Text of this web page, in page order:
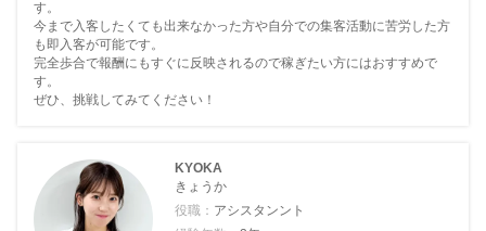
す。
今まで入客したくても出来なかった方や自分での集客活動に苦労した方
も即入客が可能です。
完全歩合で報酬にもすぐに反映されるので稼ぎたい方にはおすすめで
す。
ぜひ、挑戦してみてください！
KYOKA
きょうか
役職： アシスタンント